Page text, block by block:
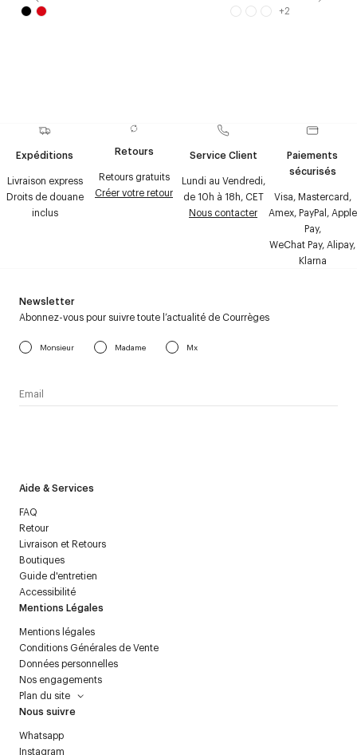
+2
Expéditions
Livraison express
Droits de douane
inclus
Retours
Retours gratuits
Créer votre retour
Service Client
Lundi au Vendredi,
de 10h à 18h, CET
Nous contacter
Paiements
sécurisés
Visa, Mastercard,
Amex, PayPal, Apple
Pay,
WeChat Pay, Alipay,
Klarna
Aide & Services
FAQ
Retour
Livraison et Retours
Boutiques
Guide d'entretien
Accessibilité
Mentions Légales
Mentions légales
Conditions Générales de Vente
Données personnelles
Nos engagements
Plan du site
Nous suivre
Whatsapp
Instagram
Newsletter
Abonnez-vous pour suivre toute l’actualité de Courrèges
Monsieur Madame Mx